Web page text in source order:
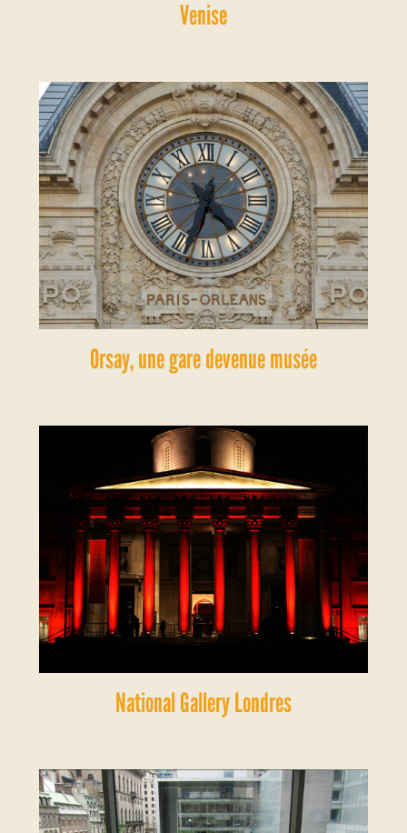
Venise
Orsay, une gare devenue musée
National Gallery Londres